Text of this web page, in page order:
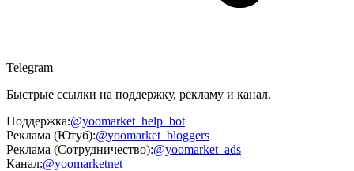
Telegram
Быстрые ссылки на поддержку, рекламу и канал.
Поддержка:@yoomarket_help_bot
Реклама (Ютуб):@yoomarket_bloggers
Реклама (Сотрудничество):@yoomarket_ads
Канал:@yoomarketnet